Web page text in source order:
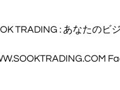
TRADING : あなたのビ